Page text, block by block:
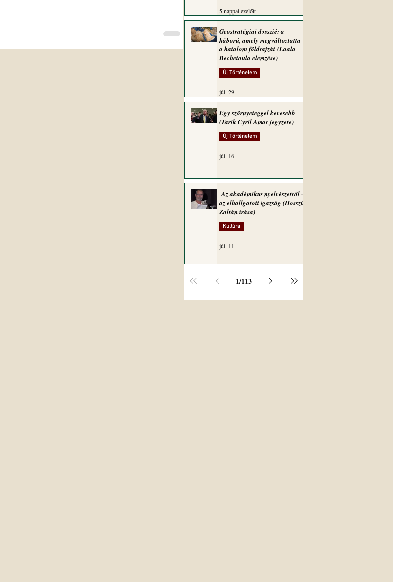
5 nappal ezelőtt
Geostratégiai dosszié: a
háború, amely megváltoztatta
a hatalom földrajzát (Laala
Bechetoula elemzése)
Új Történelem
júl. 29.
Egy szörnyeteggel kevesebb
(Tarik Cyril Amar jegyzete)
Új Történelem
júl. 16.
Az akadémikus nyelvészetről –
az elhallgatott igazság (Hosszú
Zoltán írása)
Kultúra
júl. 11.
1/113